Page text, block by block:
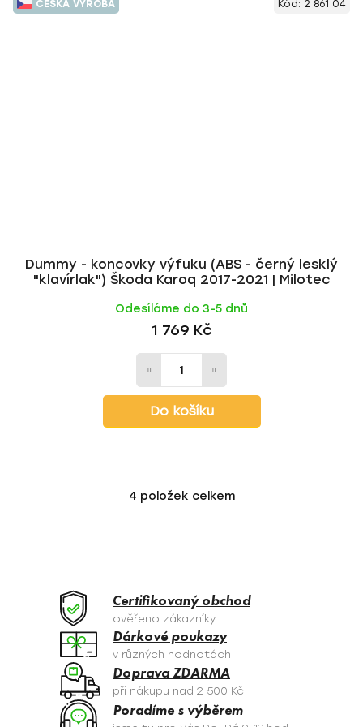
ČESKÁ VÝROBA
Dummy - koncovky výfuku (ABS - černý lesklý
"klavírlak") Škoda Karoq 2017-2021 | Milotec
Odesíláme do 3-5 dnů
1 769 Kč
Do košíku
Kód: 2 861 04
O
á
c
í
p
r
v
k
y
4 položek celkem
Certifikovaný obchod
ověřeno zákazníky
Dárkové poukazy
v různých hodnotách
Doprava ZDARMA
při nákupu nad 2 500 Kč
Poradíme s výběrem